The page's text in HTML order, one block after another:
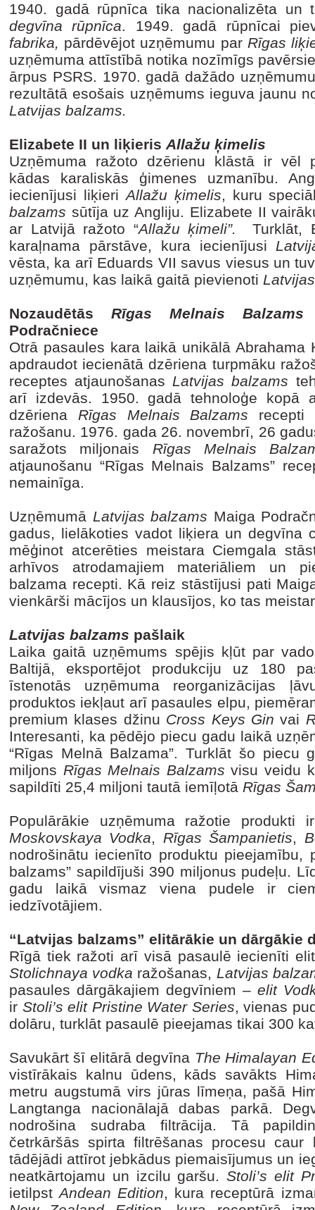
1940. gadā rūpnīca tika nacionalizēta
degvīna rūpnīca. 1949. gadā rūpnīcai
fabrika, pārdēvējot uzņēmumu par Rīgas
uzņēmuma attīstībā notika nozīmīgs
ārpus PSRS. 1970. gadā dažādo
rezultātā esošais uzņēmums ieguva jaunu
Latvijas balzams.
Elizabete II un liķieris Allažu ķimelis
Uzņēmuma ražoto dzērienu klāstā ir vēl
kādas karaliskās ģimenes uzmanību.
iecienījusi liķieriAllažu ķimelis, kuru
balzams sūtīja uz Angliju. Elizabete II
ar Latvijā ražoto “Allažu ķimeli”. Turklāt,
karaļnama pārstāve, kura iecienījusi
vēsta, ka arī Eduards VII savus viesus un
uzņēmumu, kas laikā gaitā pievienoti
Nozaudētās Rīgas Melnais Balzams
Podračniece
Otrā pasaules kara laikā unikālā Abrahama
apdraudot iecienātā dzēriena turpmāku
receptes atjaunošanas Latvijas balzams
arī izdevās. 1950. gadā tehnoloģe kopā
dzēriena Rīgas Melnais Balzams recepti
ražošanu. 1976. gada 26. novembrī, 26
saražots miljonais Rīgas Melnais
atjaunošanu “Rīgas Melnais Balzams”
nemainīga.
Uzņēmumā Latvijas balzams Maiga
gadus, lielākoties vadot liķiera un degvīna
mēģinot atcerēties meistara Ciemgala
arhīvos atrodamajiem materiāliem un
balzama recepti. Kā reiz stāstījusi pati
vienkārši mācījos un klausījos, ko tas
Latvijas balzams pašlaik
Laika gaitā uzņēmums spējis kļūt par
Baltijā, eksportējot produkciju uz 180
īstenotās uzņēmuma reorganizācijas
produktos iekļaut arī pasaules elpu,
premium klases džinu Cross Keys Gin vai
Interesanti, ka pēdējo piecu gadu laikā
“Rīgas Melnā Balzama”. Turklāt šo piecu
miljons Rīgas Melnais Balzams visu veidu
sapildīti 25,4 miljoni tautā iemīļotā Rīgas
Populārākie uzņēmuma ražotie
Moskovskaya Vodka, Rīgas Šampanietis,
nodrošinātu iecienīto produktu pieejamību,
balzams” sapildījuši 390 miljonus pudeļu.
gadu laikā vismaz viena pudele ir
iedzīvotājiem.
“Latvijas balzams” elitārākie un dārgākie
Rīgā tiek ražoti arī visā pasaulē iecienīti
Stolichnaya vodka ražošanas, Latvijas
pasaules dārgākajiem degvīniem – elit
ir Stoli’s elit Pristine Water Series, vienas
dolāru, turklāt pasaulē pieejamas tikai 300
Savukārt šī elitārā degvīna The Himalayan
vistīrākais kalnu ūdens, kāds savākts
metru augstumā virs jūras līmeņa, pašā
Langtanga nacionālajā dabas parkā.
nodrošina sudraba filtrācija. Tā
četrkāršās spirta filtrēšanas procesu
tādējādi attīrot jebkādus piemaisījumus un
neatkārtojamu un izcilu garšu.Stoli’s elit
ietilpstAndean Edition, kura receptūrā